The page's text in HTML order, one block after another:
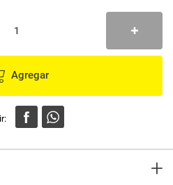
Agregar
+